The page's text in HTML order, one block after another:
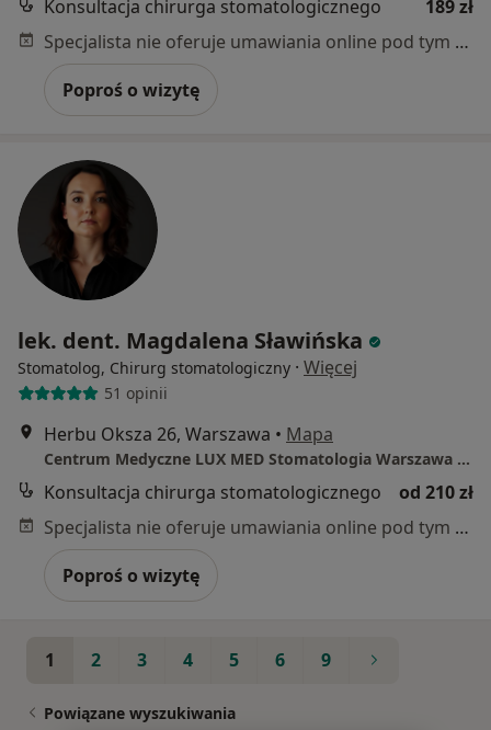
Konsultacja chirurga stomatologicznego
189 zł
Specjalista nie oferuje umawiania online pod tym adresem.
Poproś o wizytę
lek. dent. Magdalena Sławińska
Stomatolog, Chirurg stomatologiczny · Więcej
51 opinii
Herbu Oksza 26, Warszawa • Mapa
Centrum Medyczne LUX MED Stomatologia Warszawa - Herbu Oksza 26
Konsultacja chirurga stomatologicznego
od 210 zł
Specjalista nie oferuje umawiania online pod tym adresem.
Poproś o wizytę
1 2 3 4 5 6 9
Powiązane wyszukiwania